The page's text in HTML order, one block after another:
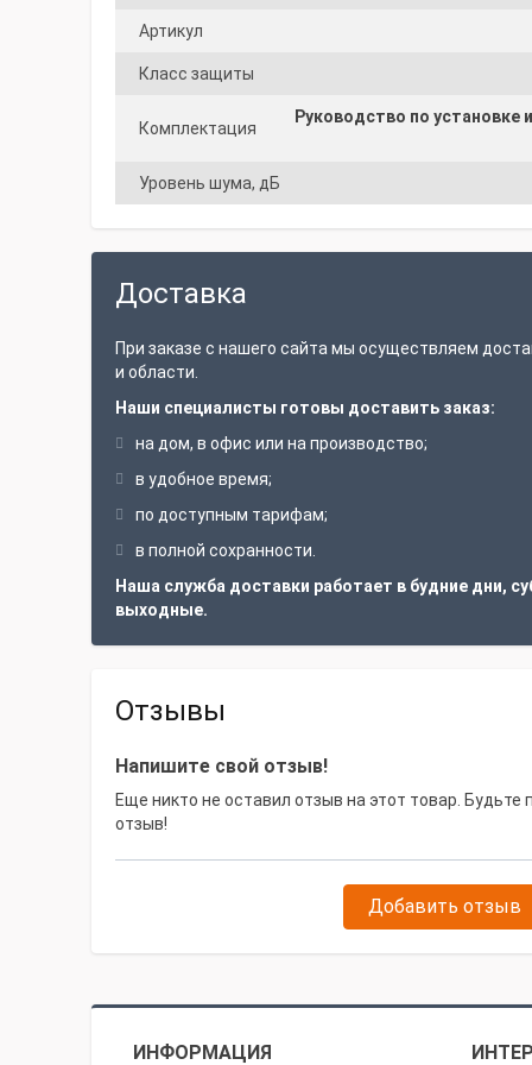
Артикул
Класс защиты
Комплектация
Руководство по
Уровень шума, дБ
Доставка
При заказе с нашего сайта мы осуществляем
и области.
Наши специалисты готовы доставить заказ:
на дом, в офис или на производство;
в удобное время;
по доступным тарифам;
в полной сохранности.
Наша служба доставки работает в будние дни,
выходные.
Отзывы
Напишите свой отзыв!
Еще никто не оставил отзыв на этот товар.
отзыв!
Добавить отзыв
ИНФОРМАЦИЯ